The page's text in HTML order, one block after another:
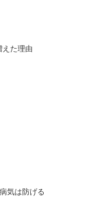
えた理由
気は防げる